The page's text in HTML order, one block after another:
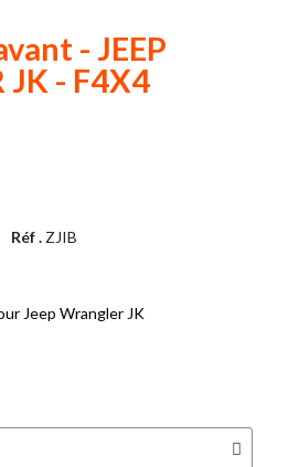
- JEEP
JK - F4X4
Réf . ZJIB
Jeep Wrangler JK